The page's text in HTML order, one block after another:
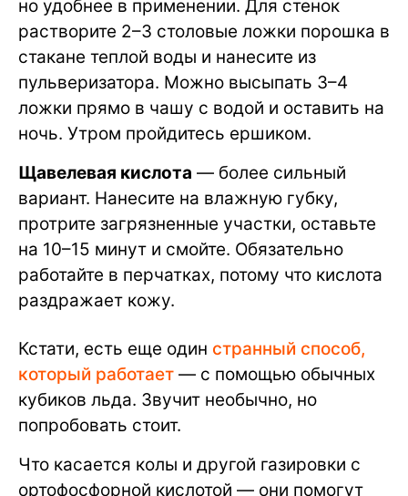
но удобнее в применении. Для стенок
растворите 2–3 столовые ложки порошка в
стакане теплой воды и нанесите из
пульверизатора. Можно высыпать 3–4
ложки прямо в чашу с водой и оставить на
ночь. Утром пройдитесь ершиком.
Щавелевая кислота — более сильный
вариант. Нанесите на влажную губку,
протрите загрязненные участки, оставьте
на 10–15 минут и смойте. Обязательно
работайте в перчатках, потому что кислота
раздражает кожу.
Кстати, есть еще один странный способ,
который работает — с помощью обычных
кубиков льда. Звучит необычно, но
попробовать стоит.
Что касается колы и другой газировки с
ортофосфорной кислотой — они помогут